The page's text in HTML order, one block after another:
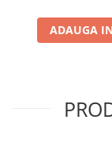
ADAUGA